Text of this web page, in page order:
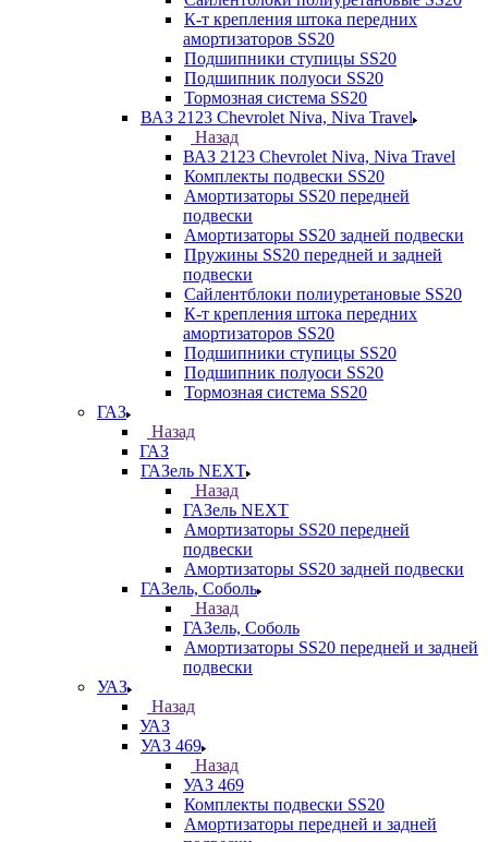
К-т крепления штока передних
амортизаторов SS20
Подшипники ступицы SS20
Подшипник полуоси SS20
Тормозная система SS20
ВАЗ 2123 Chevrolet Niva, Niva Travel
Назад
ВАЗ 2123 Chevrolet Niva, Niva Travel
Комплекты подвески SS20
Амортизаторы SS20 передней
подвески
Амортизаторы SS20 задней подвески
Пружины SS20 передней и задней
подвески
Сайлентблоки полиуретановые SS20
К-т крепления штока передних
амортизаторов SS20
Подшипники ступицы SS20
Подшипник полуоси SS20
Тормозная система SS20
ГАЗ
Назад
ГАЗ
ГАЗель NEXT
Назад
ГАЗель NEXT
Амортизаторы SS20 передней
подвески
Амортизаторы SS20 задней подвески
ГАЗель, Соболь
Назад
ГАЗель, Соболь
Амортизаторы SS20 передней и задней
подвески
УАЗ
Назад
УАЗ
УАЗ 469
Назад
УАЗ 469
Комплекты подвески SS20
Амортизаторы передней и задней